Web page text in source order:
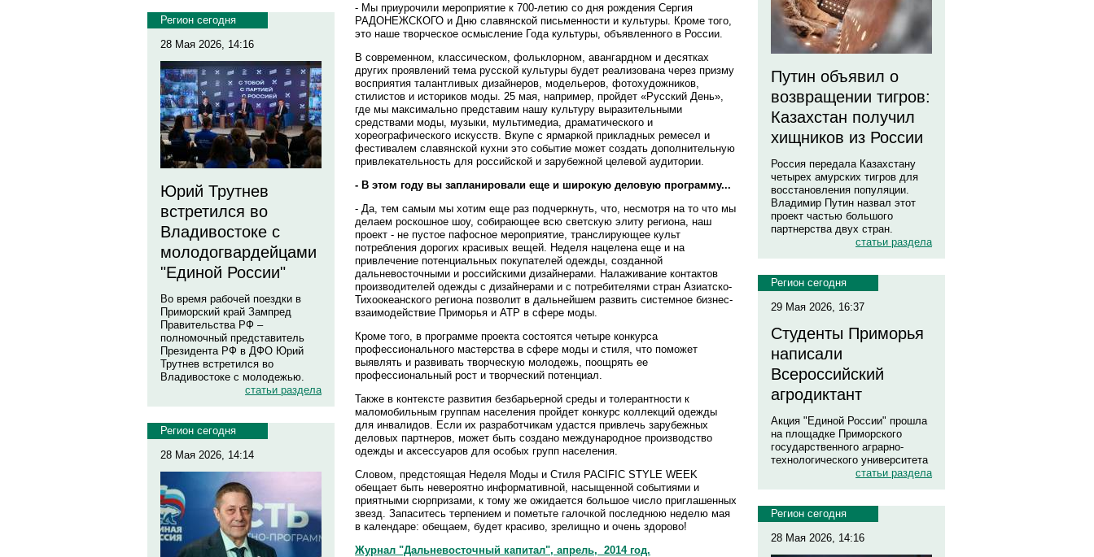
Регион сегодня
28 Мая 2026, 14:16
Юрий Трутнев
встретился во
Владивостоке с
молодогвардейцами
"Единой России"
Во время рабочей поездки в
Приморский край Зампред
Правительства РФ –
полномочный представитель
Президента РФ в ДФО Юрий
Трутнев встретился во
Владивостоке с молодежью.
статьи раздела
Регион сегодня
28 Мая 2026, 14:14
- Мы приурочили мероприятие к 700-летию со дня рождения Сергия
РАДОНЕЖСКОГО и Дню славянской письменности и культуры. Кроме того,
это наше творческое осмысление Года культуры, объявленного в России.
В современном, классическом, фольклорном, авангардном и десятках
других проявлений тема русской культуры будет реализована через призму
восприятия талантливых дизайнеров, модельеров, фотохудожников,
стилистов и историков моды. 25 мая, например, пройдет «Русский День»,
где мы максимально представим нашу культуру выразительными
средствами моды, музыки, мультимедиа, драматического и
хореографического искусств. Вкупе с ярмаркой прикладных ремесел и
фестивалем славянской кухни это событие может создать дополнительную
привлекательность для российской и зарубежной целевой аудитории.
- В этом году вы запланировали еще и широкую деловую программу...
- Да, тем самым мы хотим еще раз подчеркнуть, что, несмотря на то что мы
делаем роскошное шоу, собирающее всю светскую элиту региона, наш
проект - не пустое пафосное мероприятие, транслирующее культ
потребления дорогих красивых вещей. Неделя нацелена еще и на
привлечение потенциальных покупателей одежды, созданной
дальневосточными и российскими дизайнерами. Налаживание контактов
производителей одежды с дизайнерами и с потребителями стран Азиатско-
Тихоокеанского региона позволит в дальнейшем развить системное бизнес-
взаимодействие Приморья и АТР в сфере моды.
Кроме того, в программе проекта состоятся четыре конкурса
профессионального мастерства в сфере моды и стиля, что поможет
выявлять и развивать творческую молодежь, поощрять ее
профессиональный рост и творческий потенциал.
Также в контексте развития безбарьерной среды и толерантности к
маломобильным группам населения пройдет конкурс коллекций одежды
для инвалидов. Если их разработчикам удастся привлечь зарубежных
деловых партнеров, может быть создано международное производство
одежды и аксессуаров для особых групп населения.
Словом, предстоящая Неделя Моды и Стиля PACIFIC STYLE WEEK
обещает быть невероятно информативной, насыщенной событиями и
приятными сюрпризами, к тому же ожидается большое число приглашенных
звезд. Запаситесь терпением и пометьте галочкой последнюю неделю мая
в календаре: обещаем, будет красиво, зрелищно и очень здорово!
Журнал "Дальневосточный капитал", апрель, 2014 год.
Путин объявил о
возвращении тигров:
Казахстан получил
хищников из России
Россия передала Казахстану
четырех амурских тигров для
восстановления популяции.
Владимир Путин назвал этот
проект частью большого
партнерства двух стран.
статьи раздела
Регион сегодня
29 Мая 2026, 16:37
Студенты Приморья
написали
Всероссийский
агродиктант
Акция "Единой России" прошла
на площадке Приморского
государственного аграрно-
технологического университета
статьи раздела
Регион сегодня
28 Мая 2026, 14:16